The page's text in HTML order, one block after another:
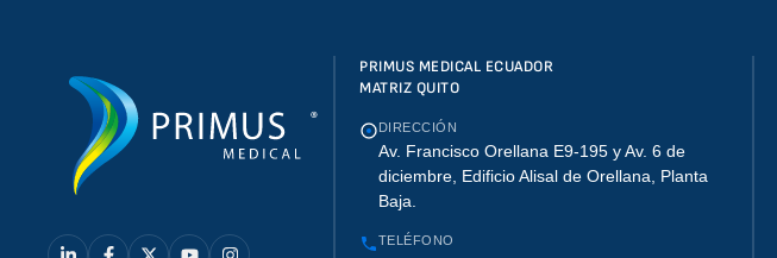
PRIMUS MEDICAL ECUADOR
MATRIZ QUITO
DIRECCIÓN
Av. Francisco Orellana E9-195 y Av. 6 de
diciembre, Edificio Alisal de Orellana, Planta
Baja.
TELÉFONO